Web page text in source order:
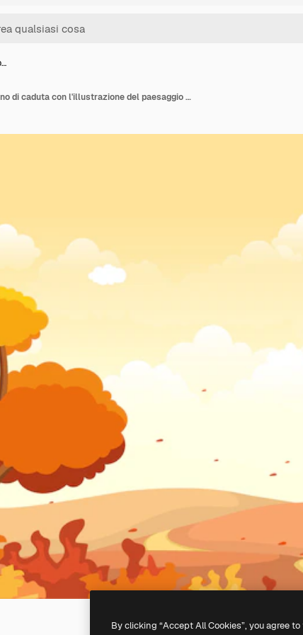
Bello giardino del parco in autunno di caduta con l'illustrazione del paesaggio del cielo dell'albero
By clicking “Accept All Cookies”, you agree